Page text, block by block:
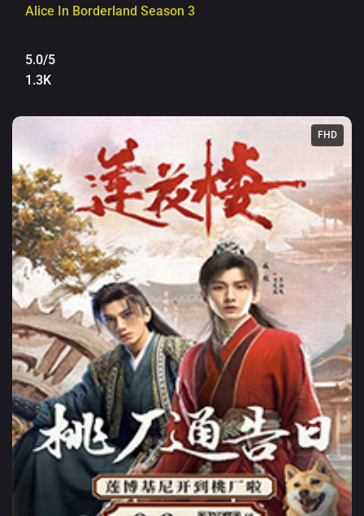
Alice In Borderland Season 3
5.0/5
1.3K
FHD